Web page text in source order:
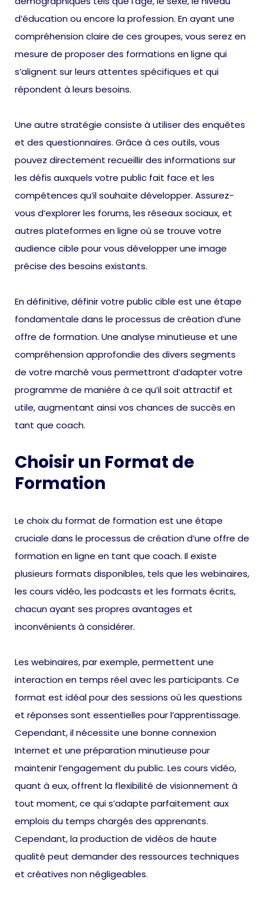
d’éducation ou encore la profession. En ayant une
compréhension claire de ces groupes, vous serez en
mesure de proposer des formations en ligne qui
s’alignent sur leurs attentes spécifiques et qui
répondent à leurs besoins.
Une autre stratégie consiste à utiliser des enquêtes
et des questionnaires. Grâce à ces outils, vous
pouvez directement recueillir des informations sur
les défis auxquels votre public fait face et les
compétences qu’il souhaite développer. Assurez-
vous d’explorer les forums, les réseaux sociaux, et
autres plateformes en ligne où se trouve votre
audience cible pour vous développer une image
précise des besoins existants.
En définitive, définir votre public cible est une étape
fondamentale dans le processus de création d’une
offre de formation. Une analyse minutieuse et une
compréhension approfondie des divers segments
de votre marché vous permettront d’adapter votre
programme de manière à ce qu’il soit attractif et
utile, augmentant ainsi vos chances de succès en
tant que coach.
Choisir un Format de
Formation
Le choix du format de formation est une étape
cruciale dans le processus de création d’une offre de
formation en ligne en tant que coach. Il existe
plusieurs formats disponibles, tels que les webinaires,
les cours vidéo, les podcasts et les formats écrits,
chacun ayant ses propres avantages et
inconvénients à considérer.
Les webinaires, par exemple, permettent une
interaction en temps réel avec les participants. Ce
format est idéal pour des sessions où les questions
et réponses sont essentielles pour l’apprentissage.
Cependant, il nécessite une bonne connexion
Internet et une préparation minutieuse pour
maintenir l’engagement du public. Les cours vidéo,
quant à eux, offrent la flexibilité de visionnement à
tout moment, ce qui s’adapte parfaitement aux
emplois du temps chargés des apprenants.
Cependant, la production de vidéos de haute
qualité peut demander des ressources techniques
et créatives non négligeables.